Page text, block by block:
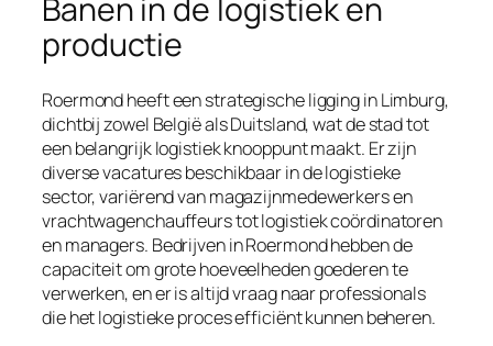
Banen in de logistiek en
productie
Roermond heeft een strategische ligging in Limburg,
dichtbij zowel België als Duitsland, wat de stad tot
een belangrijk logistiek knooppunt maakt. Er zijn
diverse vacatures beschikbaar in de logistieke
sector, variërend van magazijnmedewerkers en
vrachtwagenchauffeurs tot logistiek coördinatoren
en managers. Bedrijven in Roermond hebben de
capaciteit om grote hoeveelheden goederen te
verwerken, en er is altijd vraag naar professionals
die het logistieke proces efficiënt kunnen beheren.